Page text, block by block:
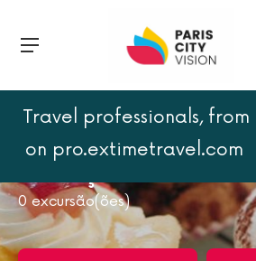
Travel professionals, from
on pro.extimetravel.com
Página inicial
0 excursão(ões)